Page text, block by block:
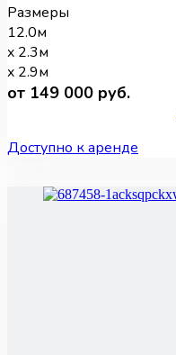
Размеры
12.0м
x 2.3м
x 2.9м
от 149 000 руб.
Доступно к аренде